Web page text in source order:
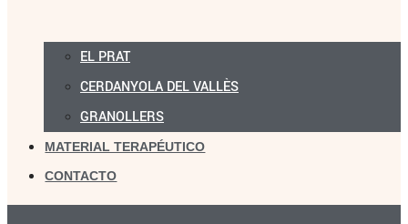
EL PRAT
CERDANYOLA DEL VALLÈS
GRANOLLERS
MATERIAL TERAPÉUTICO
CONTACTO